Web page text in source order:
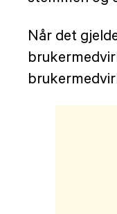
Når det